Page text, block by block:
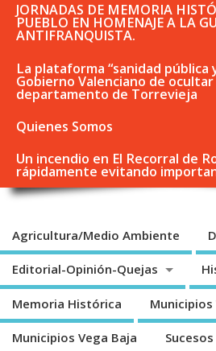
JORNADAS DE MEMORIA
PUEBLO EN HOMENAJE A LA
ANTIFRANQUISTA.
La plataforma “sanidad pública
Gobierno Valenciano de
departamento de Torrevieja
Quienes Somos
Un incendio en El Recorral de
rápidamente evitando
Agricultura/Medio Ambiente
Editorial-Opinión-Quejas
Memoria Histórica Municipios
Municipios Vega Baja